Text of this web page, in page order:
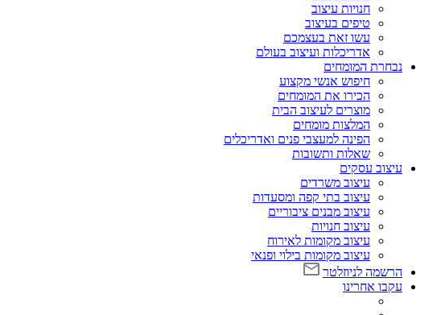
חנויות עיצוב
טיפים בעיצוב
עשו זאת בעצמכם
אדריכלות ועיצוב בעולם
נבחרת המומחים
חיפוש אנשי מקצוע
הכירו את המומחים
מוצרים לעיצוב הבית
המלצות מומחים
הפינה למעצבי פנים ואדריכלים
שאלות ותשובות
עיצוב עסקים
עיצוב משרדים
עיצוב בתי קפה ומסעדות
עיצוב מבנים ציבוריים
עיצוב חנויות
עיצוב מקומות לאירוח
עיצוב מקומות בילוי ופנאי
הרשמה לניוזלטר
עקבו אחרינו